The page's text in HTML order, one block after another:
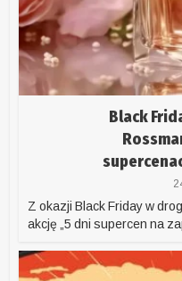
Black
Z okazji Black Friday w
akcję „5 dni supercen na